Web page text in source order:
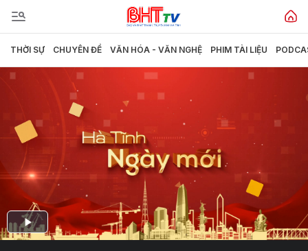
THỜI SỰ CHUYÊN ĐỀ VĂN HÓA - VĂN NGHỆ PHIM TÀI LIỆU